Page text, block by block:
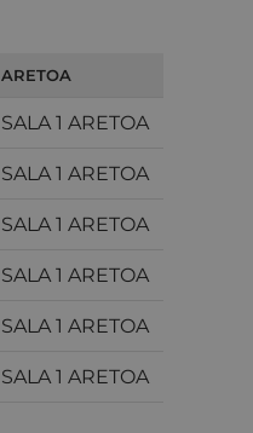
ARETOA
SALA 1 ARETOA
SALA 1 ARETOA
SALA 1 ARETOA
SALA 1 ARETOA
SALA 1 ARETOA
SALA 1 ARETOA